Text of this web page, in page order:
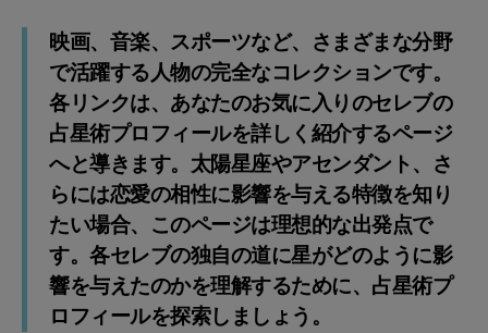
映画、音楽、スポーツなど、さまざまな分野
で活躍する人物の完全なコレクションです。
各リンクは、あなたのお気に入りのセレブの
占星術プロフィールを詳しく紹介するページ
へと導きます。太陽星座やアセンダント、さ
らには恋愛の相性に影響を与える特徴を知り
たい場合、このページは理想的な出発点で
す。各セレブの独自の道に星がどのように影
響を与えたのかを理解するために、占星術プ
ロフィールを探索しましょう。